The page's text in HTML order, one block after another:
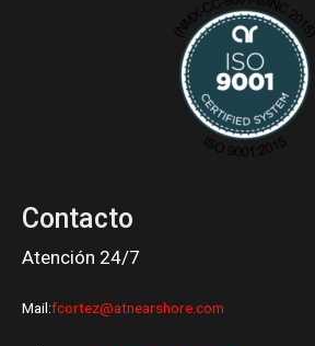
Contacto
Atención 24/7
Mail:fcortez@atnearshore.com